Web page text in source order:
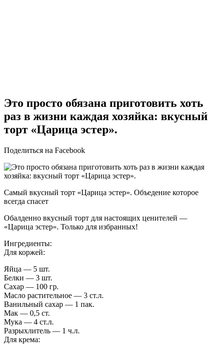
Это просто обязана приготовить хоть
раз в жизни каждая хозяйка: вкусный
торт «Царица эстер».
Поделиться на Facebook
Самый вкусный торт «Царица эстер». Объедение которое
всегда спасет
Обалденно вкусный торт для настоящих ценителей —
«Царица эстер». Только для избранных!
Ингредиенты:
Для коржей:
Яйца — 5 шт.
Белки — 3 шт.
Сахар — 100 гр.
Масло растительное — 3 ст.л.
Ванильный сахар — 1 пак.
Мак — 0,5 ст.
Мука — 4 ст.л.
Разрыхлитель — 1 ч.л.
Для крема: